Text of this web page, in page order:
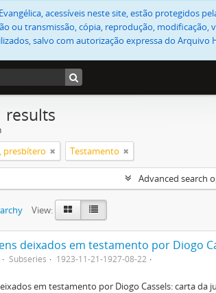
acessíveis neste site, estão protegidos
ou transmissão, cópia, reprodução,
salvo com autorização expressa do Arquivo
results
presbítero Testamento
Advanced search
View:
deixados em testamento por Diogo
Subseries
1923-11-21-1927-08-22
em testamento por Diogo Cassels: carta da